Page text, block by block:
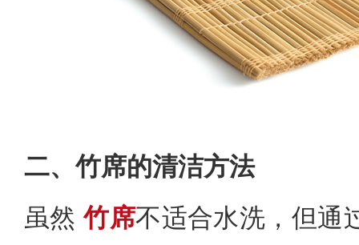
二、竹席的清洁方法
虽然 竹席不适合水洗，但通